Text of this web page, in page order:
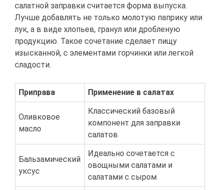
салатной заправки считается форма выпуска.
Лучше добавлять не только молотую паприку или
лук, а в виде хлопьев, гранул или дробленую
продукцию. Такое сочетание сделает пищу
изысканной, с элементами горчинки или легкой
сладости.
Приправа Применение в салатах
Оливковое
масло
Классический базовый
компонент для заправки
салатов
Бальзамический
уксус
Идеально сочетается с
овощными салатами и
салатами с сыром